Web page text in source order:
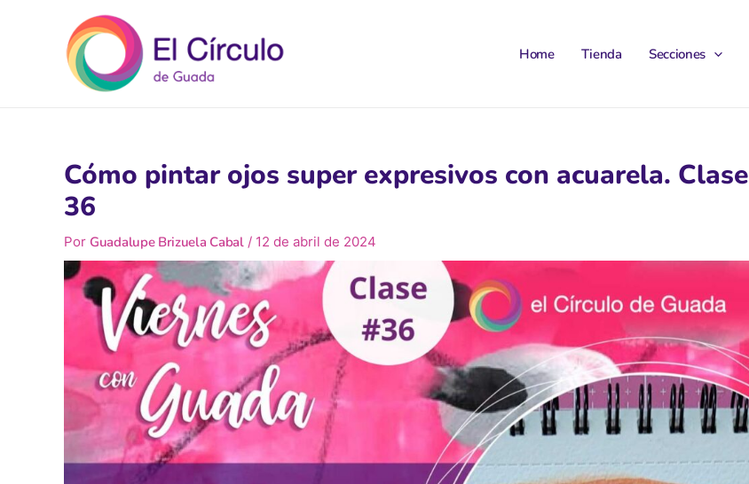
Home Tienda Secciones
Cómo pintar ojos super expresivos con acuarela. Clase
36
Por Guadalupe Brizuela Cabal / 12 de abril de 2024